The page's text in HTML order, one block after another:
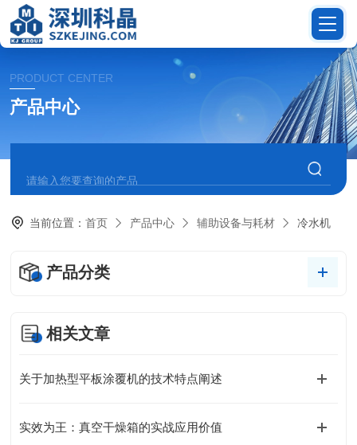
PRODUCT CENTER
产品中心
当前位置：首页 产品中心 辅助设备与耗材 冷水机
产品分类
相关文章
关于加热型平板涂覆机的技术特点阐述
实效为王：真空干燥箱的实战应用价值